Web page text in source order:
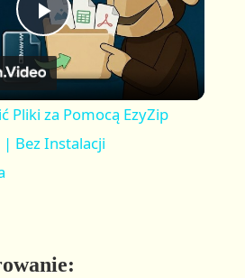
c
n
P
a
V
Pliki za Pomocą EzyZip
Bez Instalacji